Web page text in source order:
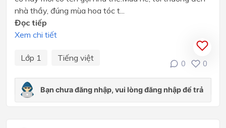
nhà thầy, đúng mùa hoa tóc t...
Đọc tiếp
Xem chi tiết
Lớp 1 Tiếng việt
0 0